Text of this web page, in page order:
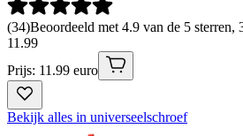
(34)Beoordeeld met 4.9 van de 5 sterren,
11 .99
Prijs: 11.99 euro
Bekijk alles in universeelschroef